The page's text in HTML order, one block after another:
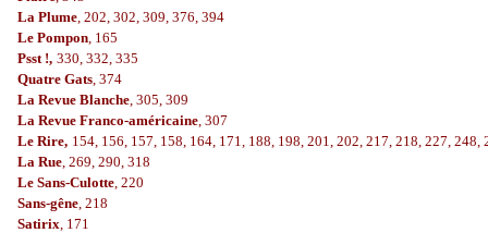
La Plume, 202, 302, 309, 376, 394
Le Pompon, 165
Psst !, 330, 332, 335
Quatre Gats, 374
La Revue Blanche, 305, 309
La Revue Franco-américaine, 307
Le Rire, 154, 156, 157, 158, 164, 171, 188, 198, 201, 202, 217, 218, 227,
La Rue, 269, 290, 318
Le Sans-Culotte, 220
Sans-gêne, 218
Satirix, 171